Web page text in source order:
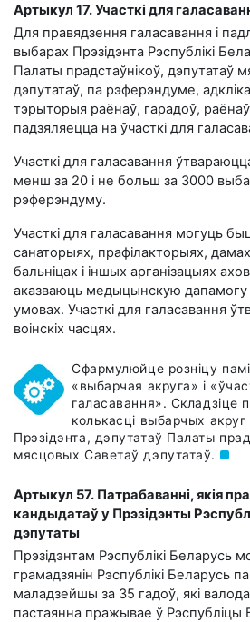
Артыкул 17. Участкі для
Для правядзення галасавання і
выбарах Прэзідэнта Рэспублікі
Палаты прадстаўнікоў, дэпутатаў
дэпутатаў, па рэферэндуме,
тэрыторыя раёнаў, гарадоў,
падзяляецца на ўчасткі для
Участкі для галасавання
менш за 20 і не больш за 3000
рэферэндуму.
Участкі для галасавання могуць
санаторыях, прафілакторыях,
бальніцах і іншых арганізацыях
аказваюць медыцынскую
умовах. Участкі для галасавання
воінскіх часцях.
Сфармулюйце розніцу
«выбарчая акруга» і
галасавання». Складзіце
колькасці выбарчых
Прэзідэнта, дэпутатаў Палаты
мясцовых Саветаў дэпутатаў.
Артыкул 57. Патрабаванні, якія
кандыдатаў у Прэзідэнты
дэпутаты
Прэзідэнтам Рэспублікі Беларусь
грамадзянін Рэспублікі Беларусь
маладзейшы за 35 гадоў, які
пастаянна пражывае ў